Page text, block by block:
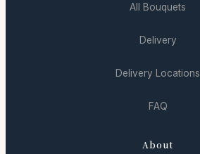
All Bouquets
Delivery
Delivery Locations
FAQ
About